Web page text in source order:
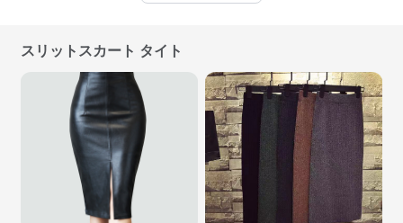
スリットスカート タイト